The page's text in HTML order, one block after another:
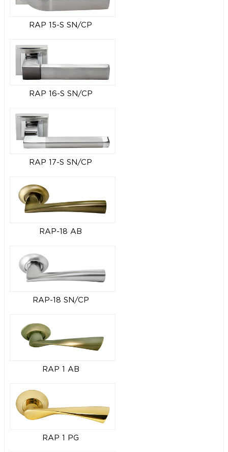
RAP 15-S SN/CP
RAP 16-S SN/CP
RAP 17-S SN/CP
RAP-18 AB
RAP-18 SN/CP
RAP 1 AB
RAP 1 PG